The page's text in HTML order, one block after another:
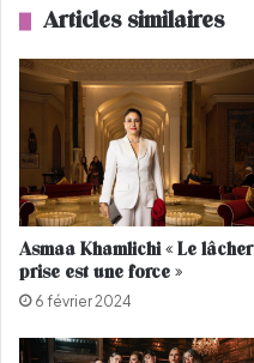
m
e
c
-
à
-
m
a
n
è
b
i
l
l
a
n
e
Articles similaires
Asmaa Khamlichi « Le lâcher
prise est une force »
6 février 2024